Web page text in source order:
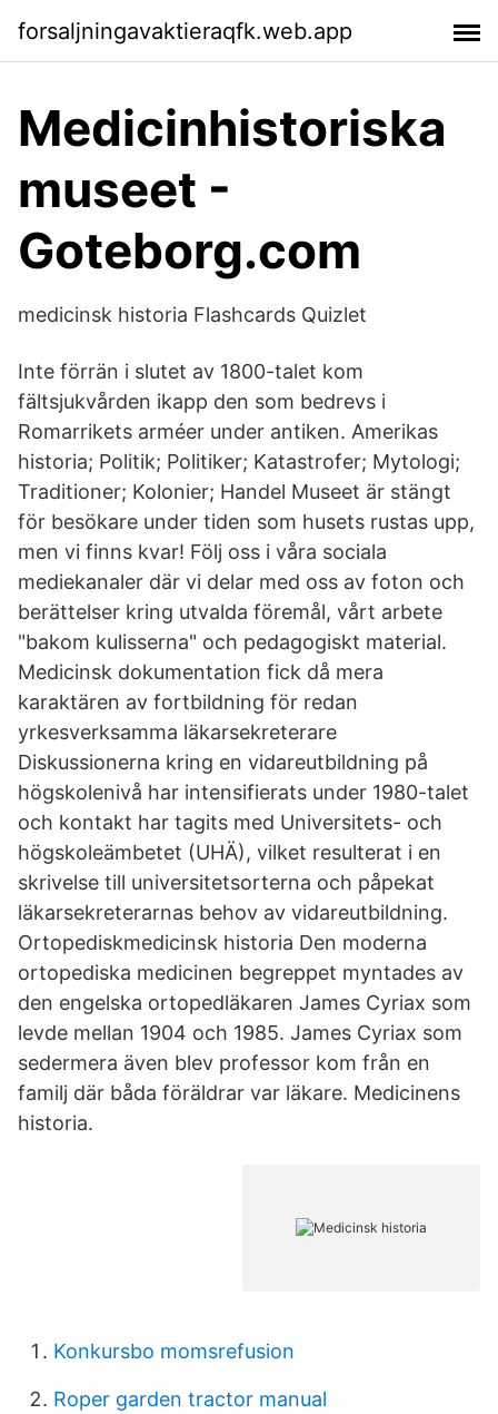
forsaljningavaktieraqfk.web.app
Medicinhistoriska
museet -
Goteborg.com
medicinsk historia Flashcards Quizlet
Inte förrän i slutet av 1800-talet kom
fältsjukvården ikapp den som bedrevs i
Romarrikets arméer under antiken. Amerikas
historia; Politik; Politiker; Katastrofer; Mytologi;
Traditioner; Kolonier; Handel Museet är stängt
för besökare under tiden som husets rustas upp,
men vi finns kvar! Följ oss i våra sociala
mediekanaler där vi delar med oss av foton och
berättelser kring utvalda föremål, vårt arbete
"bakom kulisserna" och pedagogiskt material.
Medicinsk dokumentation fick då mera
karaktären av fortbildning för redan
yrkesverksamma läkarsekreterare
Diskussionerna kring en vidareutbildning på
högskolenivå har intensifierats under 1980-talet
och kontakt har tagits med Universitets- och
högskoleämbetet (UHÄ), vilket resulterat i en
skrivelse till universitetsorterna och påpekat
läkarsekreterarnas behov av vidareutbildning.
Ortopediskmedicinsk historia Den moderna
ortopediska medicinen begreppet myntades av
den engelska ortopedläkaren James Cyriax som
levde mellan 1904 och 1985. James Cyriax som
sedermera även blev professor kom från en
familj där båda föräldrar var läkare. Medicinens
historia.
Konkursbo momsrefusion
Roper garden tractor manual